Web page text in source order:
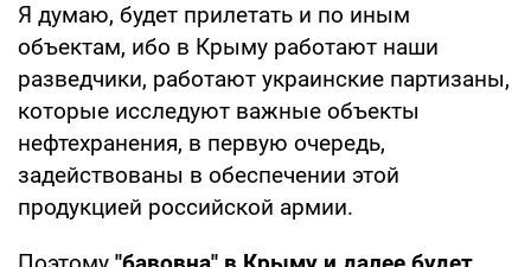
Я думаю, будет прилетать и по иным
объектам, ибо в Крыму работают наши
разведчики, работают украинские партизаны,
которые исследуют важные объекты
нефтехранения, в первую очередь,
задействованы в обеспечении этой
продукцией российской армии.